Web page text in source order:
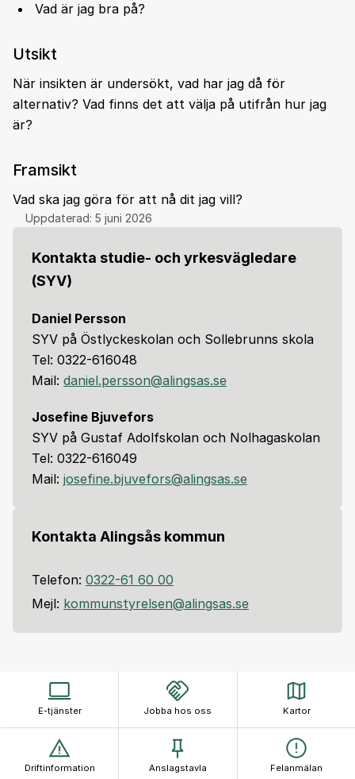
Vad är jag bra på?
Utsikt
När insikten är undersökt, vad har jag då för
alternativ? Vad finns det att välja på utifrån hur jag
är?
Framsikt
Vad ska jag göra för att nå dit jag vill?
Uppdaterad: 5 juni 2026
Kontakta studie- och yrkesvägledare
(SYV)
Daniel Persson
SYV på Östlyckeskolan och Sollebrunns skola
Tel: 0322-616048
Mail: daniel.persson@alingsas.se
Josefine Bjuvefors
SYV på Gustaf Adolfskolan och Nolhagaskolan
Tel: 0322-616049
Mail: josefine.bjuvefors@alingsas.se
Kontakta Alingsås kommun
Telefon: 0322-61 60 00
Mejl: kommunstyrelsen@alingsas.se
E-tjänster Jobba hos oss Kartor
Driftinformation Anslagstavla Felanmälan